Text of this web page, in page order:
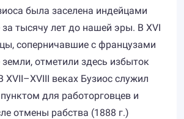
была заселена индейцами
тысячу лет до нашей эры. В XVI
соперничавшие с французами
отметили здесь избыток
веках Бузиос служил
для работорговцев и
отмены рабства (1888 г.)